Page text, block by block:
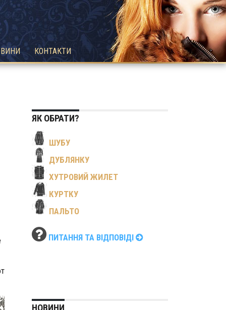
КОНТАКТИ
ЯК ОБРАТИ?
ШУБУ
ДУБЛЯНКУ
ХУТРОВИЙ ЖИЛЕТ
КУРТКУ
ПАЛЬТО
ПИТАННЯ ТА ВІДПОВІДІ